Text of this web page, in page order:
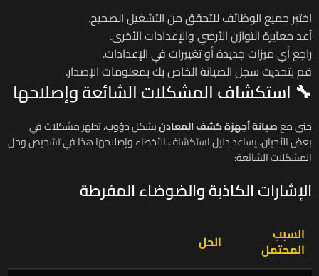
اختبر جميع الوظائف للتحقق من التشغيل الصحيح.
أعد معايرة التوازن الأرضي والإعدادات الأخرى.
راجع أي ميزات جديدة أو تغييرات في الإعدادات.
قم بتحديث سجل الصيانة الخاص بك بمعلومات الإصدار.
🔧 استكشاف المشكلات الشائعة وإصلاحها
حتى معصيانة أجهزة كشف المعادنبشكل دؤوب، تظهر مشكلات في
بعض الأحيان. يساعد دليل استكشاف الأخطاء وإصلاحها هذا في تشخيص وحل
المشكلات الشائعة:
الإشارات الكاذبة والضوضاء المفرطة
السبب
المحتمل الحل